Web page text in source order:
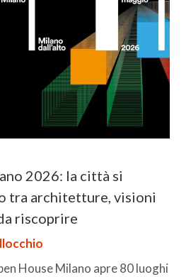
2026: la città si
tra architetture, visioni
riscoprire
House Milano apre 80 luoghi